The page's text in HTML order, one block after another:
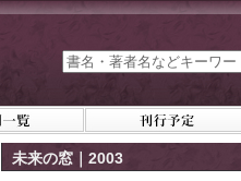
未来の窓｜2003